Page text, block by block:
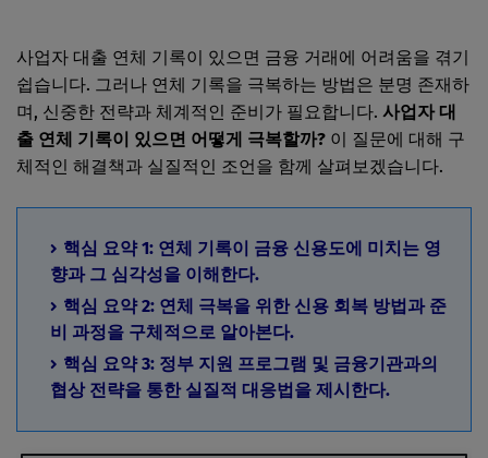
사업자 대출 연체 기록이 있으면 금융 거래에 어려움을 겪기
쉽습니다. 그러나 연체 기록을 극복하는 방법은 분명 존재하
며, 신중한 전략과 체계적인 준비가 필요합니다. 사업자 대
출 연체 기록이 있으면 어떻게 극복할까? 이 질문에 대해 구
체적인 해결책과 실질적인 조언을 함께 살펴보겠습니다.
핵심 요약 1: 연체 기록이 금융 신용도에 미치는 영
향과 그 심각성을 이해한다.
핵심 요약 2: 연체 극복을 위한 신용 회복 방법과 준
비 과정을 구체적으로 알아본다.
핵심 요약 3: 정부 지원 프로그램 및 금융기관과의
협상 전략을 통한 실질적 대응법을 제시한다.